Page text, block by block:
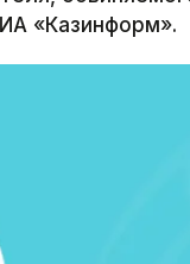
«Казинформ».